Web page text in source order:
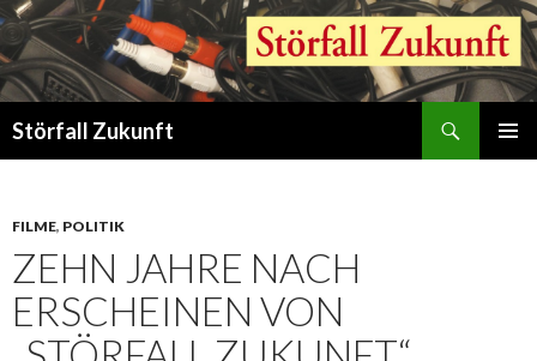
Störfall Zukunft
FILME, POLITIK
ZEHN JAHRE NACH
ERSCHEINEN VON